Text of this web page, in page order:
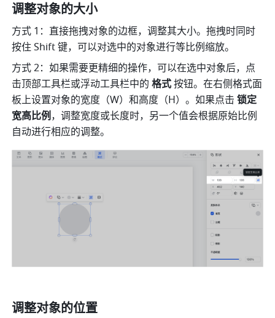
调整对象的大小
方式 1：直接拖拽对象的边框，调整其大小。拖拽时同时
按住 Shift 键，可以对选中的对象进行等比例缩放。
方式 2：如果需要更精细的操作，可以在选中对象后，点
击顶部工具栏或浮动工具栏中的 格式 按钮。在右侧格式面
板上设置对象的宽度（W）和高度（H）。如果点击 锁定
宽高比例，调整宽度或长度时，另一个值会根据原始比例
自动进行相应的调整。
调整对象的位置